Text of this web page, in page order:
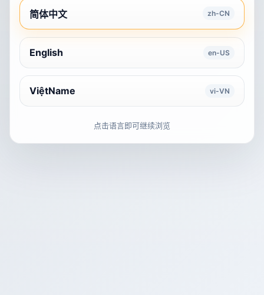
简体中文 zh-CN
English en-US
ViệtName vi-VN
点击语言即可继续浏览